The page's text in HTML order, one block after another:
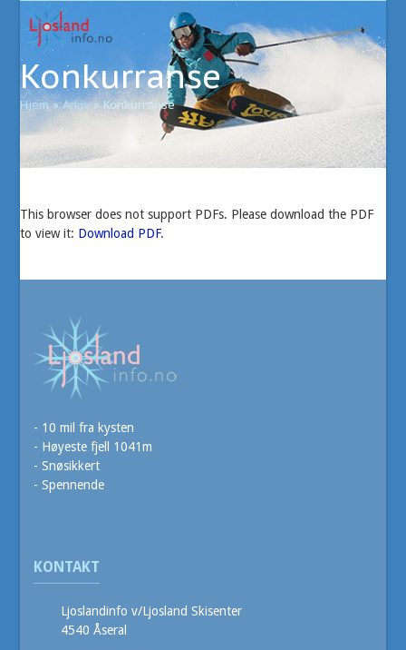
content
Open
mobile
menu
Close
mobile
menu
Konkurranse
Hjem»Arkiv»Konkurranse
This browser does not support PDFs. Please download the PDF
to view it: Download PDF.
- 10 mil fra kysten
- Høyeste fjell 1041m
- Snøsikkert
- Spennende
KONTAKT
Ljoslandinfo v/Ljosland Skisenter
4540 Åseral